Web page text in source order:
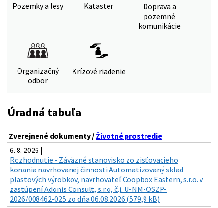
Pozemky a lesy Kataster
Doprava a
pozemné
komunikácie
Organizačný
odbor
Krízové riadenie
Úradná tabuľa
Zverejnené dokumenty / Životné prostredie
6. 8. 2026 |
Rozhodnutie - Záväzné stanovisko zo zisťovacieho
konania navrhovanej činnosti Automatizovaný sklad
plastových výrobkov, navrhovateľ Coopbox Eastern, s.r.o. v
zastúpení Adonis Consult, s.r.o, č.j. U-NM-OSZP-
2026/008462-025 zo dňa 06.08.2026 (579,9 kB)